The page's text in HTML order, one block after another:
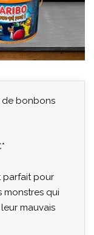
de bonbons
parfait pour
monstres qui
mauvais